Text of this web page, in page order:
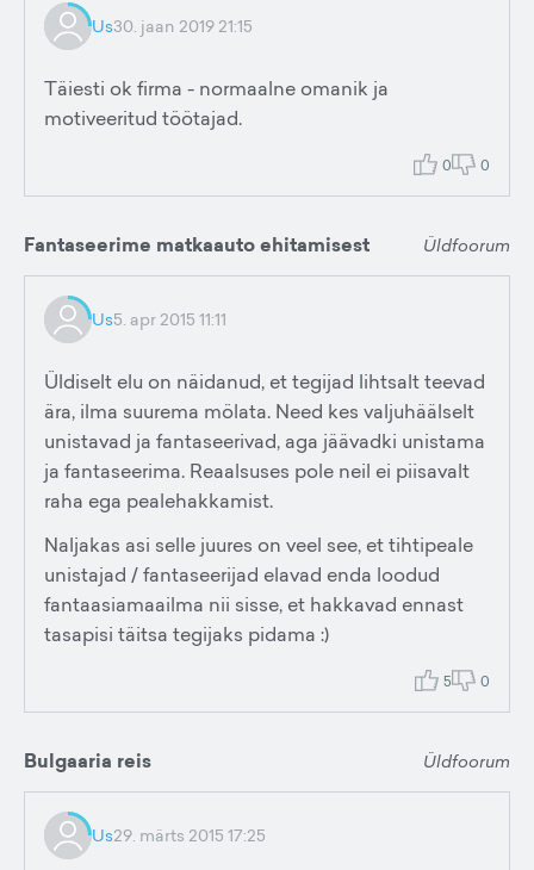
Us30. jaan 2019 21:15
Täiesti ok firma - normaalne omanik ja
motiveeritud töötajad.
0 0
Fantaseerime matkaauto ehitamisest Üldfoorum
Us5. apr 2015 11:11
Üldiselt elu on näidanud, et tegijad lihtsalt teevad
ära, ilma suurema mölata. Need kes valjuhäälselt
unistavad ja fantaseerivad, aga jäävadki unistama
ja fantaseerima. Reaalsuses pole neil ei piisavalt
raha ega pealehakkamist.
Naljakas asi selle juures on veel see, et tihtipeale
unistajad / fantaseerijad elavad enda loodud
fantaasiamaailma nii sisse, et hakkavad ennast
tasapisi täitsa tegijaks pidama :)
5 0
Bulgaaria reis Üldfoorum
Us29. märts 2015 17:25